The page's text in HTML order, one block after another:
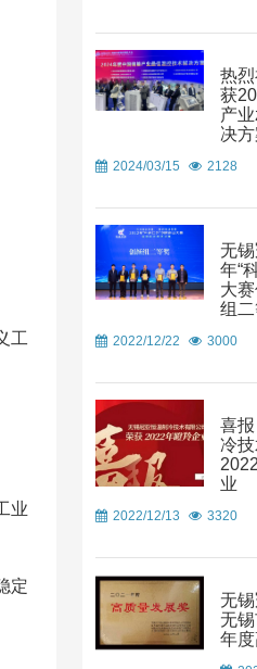
工
业
定
热
获
产
决
2024/03/15 2128
无
年“
大
组
2022/12/22 3000
喜
冷
业
2022/12/13 3320
无
无
年